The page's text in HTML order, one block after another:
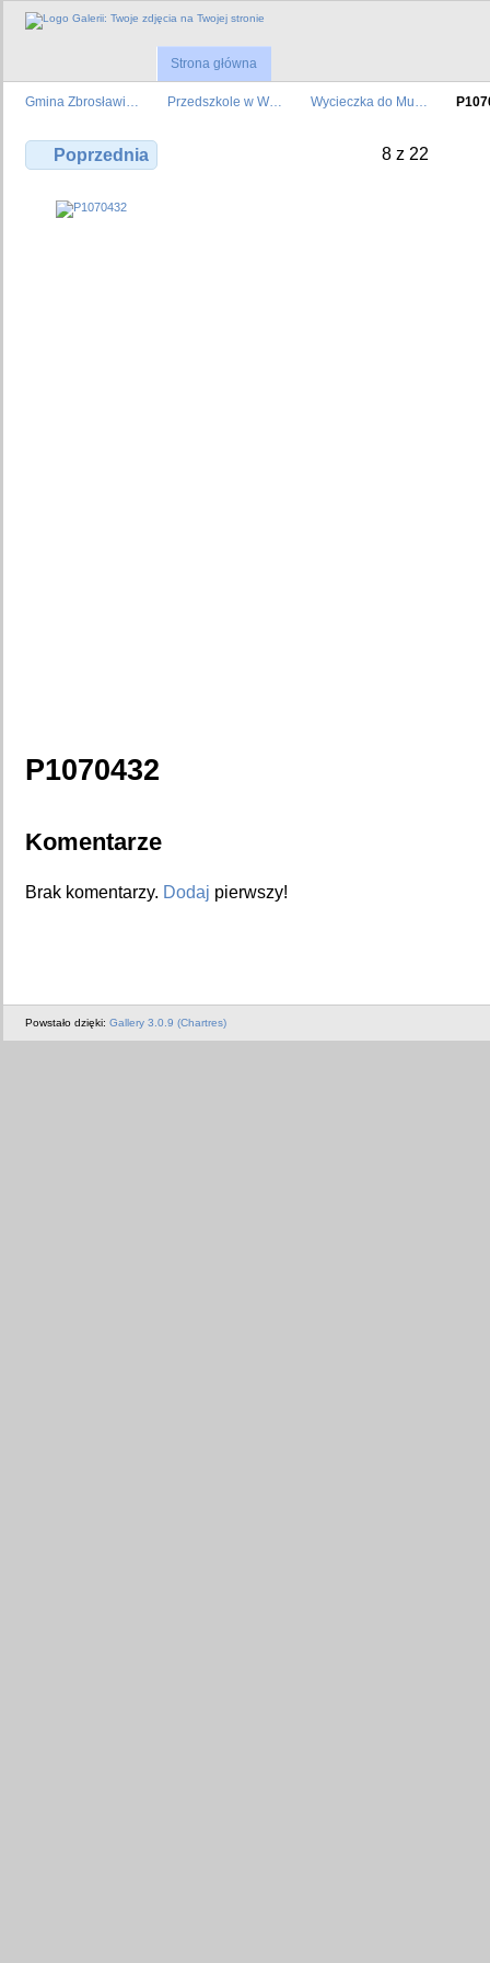
Strona główna
Gmina Zbrosławi… Przedszkole w W… Wycieczka do Mu…
Poprzednia 8 z 22
P1070432
Komentarze
Brak komentarzy. Dodaj pierwszy!
Powstało dzięki: Gallery 3.0.9 (Chartres)